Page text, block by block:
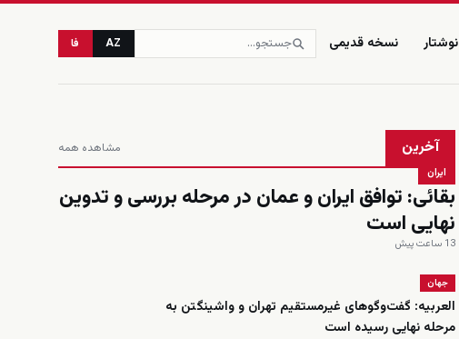
نوشتار نسخه قدیمی AZ فا
زنده
آخرین مشاهده همه
ایران
بقائی: توافق ایران و عمان در مرحله بررسی و تدوین
نهایی است
13 ساعت پیش
جهان
العربیه: گفت‌وگوهای غیرمستقیم تهران و واشینگتن به
مرحله نهایی رسیده است